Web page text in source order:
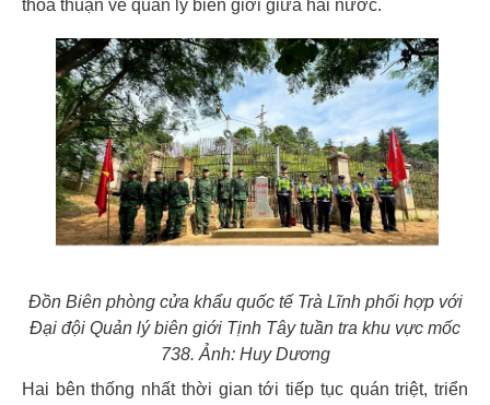
thỏa thuận về quản lý biên giới giữa hai nước.
Đồn Biên phòng cửa khẩu quốc tế Trà Lĩnh phối hợp với
Đại đội Quản lý biên giới Tịnh Tây tuần tra khu vực mốc
738. Ảnh: Huy Dương
Hai bên thống nhất thời gian tới tiếp tục quán triệt, triển